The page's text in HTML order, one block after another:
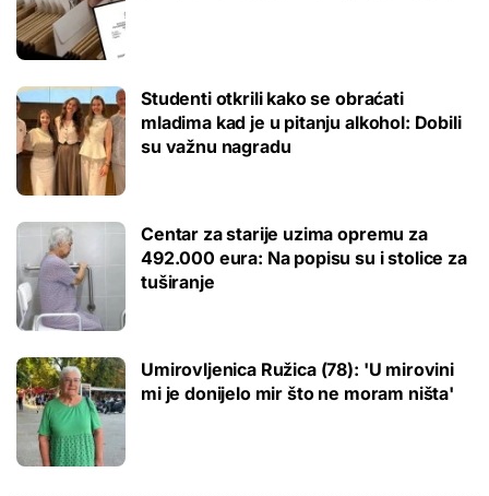
Studenti otkrili kako se obraćati
mladima kad je u pitanju alkohol: Dobili
su važnu nagradu
Centar za starije uzima opremu za
492.000 eura: Na popisu su i stolice za
tuširanje
Umirovljenica Ružica (78): 'U mirovini
mi je donijelo mir što ne moram ništa'